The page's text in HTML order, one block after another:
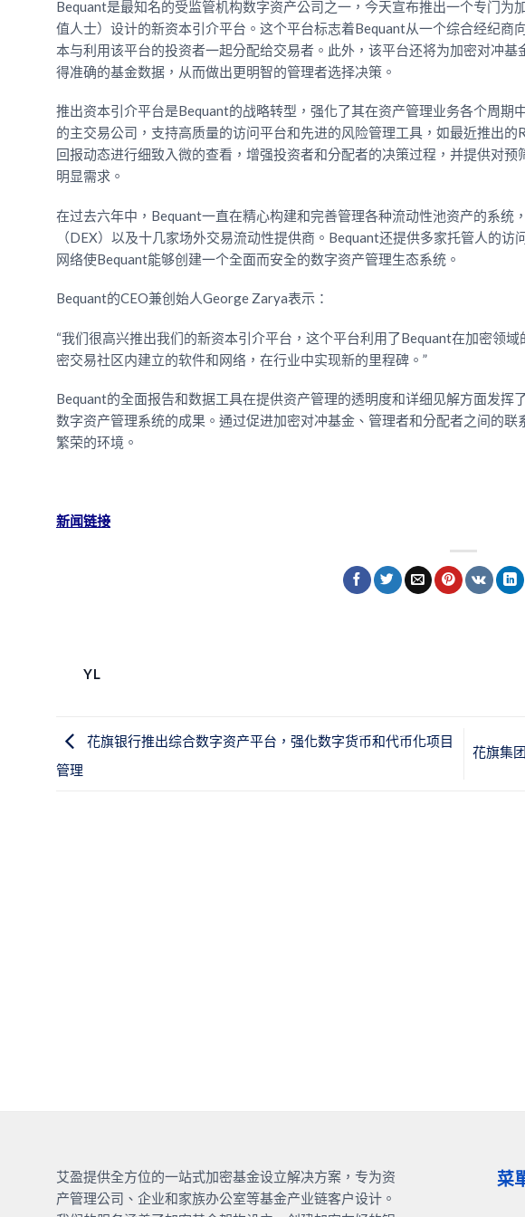
Bequant是最知名的受监管机构数字资产公司之一，今天宣布推出一个专门
值人士）设计的新资本引介平台。这个平台标志着Bequant从一个综合经纪商
本与利用该平台的投资者一起分配给交易者。此外，该平台还将为加密对冲
得准确的基金数据，从而做出更明智的管理者选择决策。
推出资本引介平台是Bequant的战略转型，强化了其在资产管理业务各个周
的主交易公司，支持高质量的访问平台和先进的风险管理工具，如最近推出
回报动态进行细致入微的查看，增强投资者和分配者的决策过程，并提供对
明显需求。
在过去六年中，Bequant一直在精心构建和完善管理各种流动性池资产的系
（DEX）以及十几家场外交易流动性提供商。Bequant还提供多家托管人的
网络使Bequant能够创建一个全面而安全的数字资产管理生态系统。
Bequant的CEO兼创始人George Zarya表示：
“我们很高兴推出我们的新资本引介平台，这个平台利用了Bequant在加密领
密交易社区内建立的软件和网络，在行业中实现新的里程碑。”
Bequant的全面报告和数据工具在提供资产管理的透明度和详细见解方面发
数字资产管理系统的成果。通过促进加密对冲基金、管理者和分配者之间的
繁荣的环境。
新闻链接
YL
花旗银行推出综合数字资产平台，强化数字货币和代币化项目
管理
花旗集
艾盈提供全方位的一站式加密基金设立解决方案，专为资
产管理公司、企业和家族办公室等基金产业链客户设计。
菜